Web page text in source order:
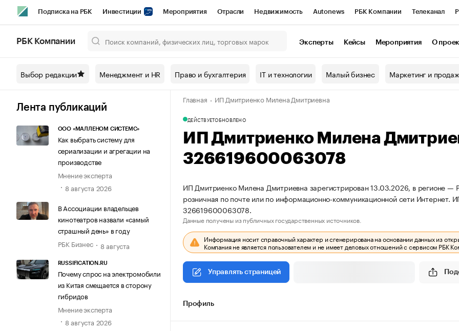
Подписка на РБК Инвестиции Мероприятия Отрасли Недвижимость Autonews РБК Компании Телеканал
Спецпроекты СПб Конференции СПб Спецпроекты Проверка контрагентов
Технологии и медиа Рынок наличной валюты
РБК Компании Эксперты Кейсы Мероприятия О
Выбор редакции Менеджмент и HR Право и бухгалтерия IT и технологии Малый бизнес Маркетинг и
Лента публикаций
ООО «МАЛЛЕНОМ СИСТЕМС»
Как выбрать систему для
сериализации и агрегации на
производстве
Мнение эксперта
8 августа 2026
В Ассоциации владельцев
кинотеатров назвали «самый
страшный день» в году
РБК Бизнес
8 августа
RUSSIFICATION.RU
Почему спрос на электромобили
из Китая смещается в сторону
гибридов
Мнение эксперта
8 августа 2026
Главная ИП Дмитриенко Милена Дмитриевна
ДЕЙСТВУЕТОБНОВЛЕНО
ИП Дмитриенко Милена
326619600063078
ИП Дмитриенко Милена Дмитриевна зарегистрирован 13.03.2026, в регионе —
розничная по почте или по информационно-коммуникационной сети
326619600063078.
Данные получены из публичных государственных источников.
Информация носит справочный характер и сгенерирована на основании данных из
Компания не является пользователем и не имеет деловых отношений с сервисом РБК
Управлять страницей
Профиль